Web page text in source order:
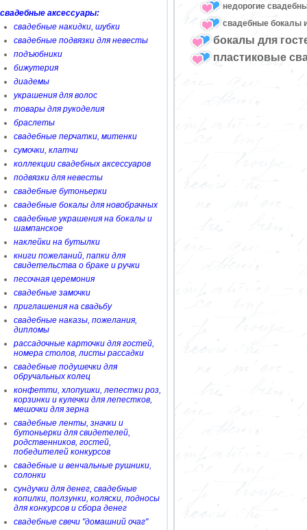
свадебные аксессуары:
свадебные накидки, шубки
свадебные подвязки для невесты
подъюбники
бижутерия
диадемы
украшения для волос
товары для рукоделия
браслеты
свадебные перчатки, митенки
сумочки, клатчи
коллекции свадебных аксессуаров
подвязки для невесты
свадебные бутоньерки
свадебные бокалы для новобрачных
свадебные украшения на бокалы и
шампанское
наклейки на бутылки
книги пожеланий, папки для
свидетельства о браке и ручки
песочная церемония
свадебные замочки
приглашения на свадьбу
свадебные наказы, пожелания,
дипломы
рассадочные карточки для гостей,
номера столов, листы рассадки
свадебные подушечки для
обручальных колец
конфетти, хлопушки, лепестки роз,
корзинки и кулечки для лепестков,
мешочки для зерна
свадебные ленты, значки и
бутоньерки для свидетелей,
родственников, гостей,
победителей конкурсов
свадебные и венчальные рушники,
солонки
сундучки для денег, свадебные
копилки, ползунки, коляски, подносы
для конкурсов и сбора денег
свадебные свечи "домашний очаг"
недорогие
свадебные бокалы
бокалы для
пластиковые